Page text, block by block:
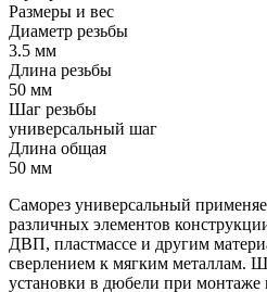
Размеры и вес
Диаметр резьбы
3.5 мм
Длина резьбы
50 мм
Шаг резьбы
универсальный шаг
Длина общая
50 мм
Саморез универсальный
различных элементов
ДВП, пластмассе и другим
сверлением к мягким металлам.
установки в дюбели при монтаже